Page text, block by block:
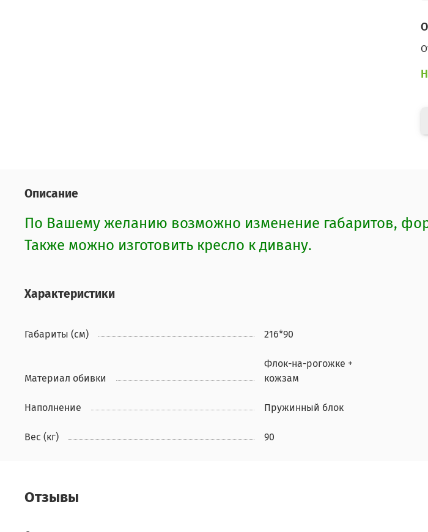
Описание
По Вашему желанию возможно изменение габаритов,
Также можно изготовить кресло к дивану.
Характеристики
Габариты (см) 216*90
Материал обивки
Флок-на-рогожке +
кожзам
Наполнение Пружинный блок
Вес (кг) 90
Отзывы